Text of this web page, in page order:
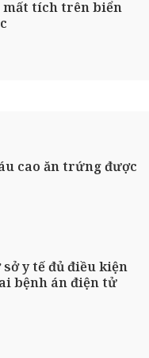
mất tích trên biển
cao ăn trứng được
sở y tế đủ điều kiện
bệnh án điện tử